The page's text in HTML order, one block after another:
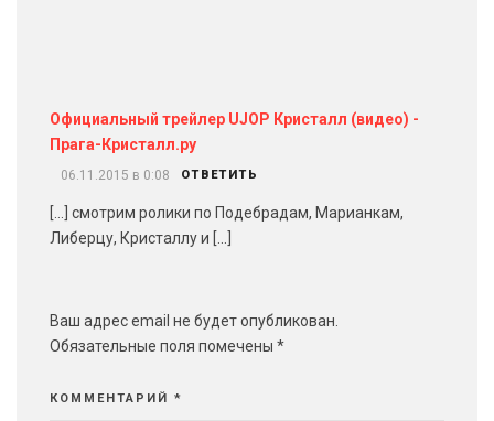
Официальный трейлер UJOP Кристалл (видео) -
Прага-Кристалл.ру
06.11.2015 в 0:08 ОТВЕТИТЬ
[…] смотрим ролики по Подебрадам, Марианкам,
Либерцу, Кристаллу и […]
Ваш адрес email не будет опубликован.
Обязательные поля помечены *
КОММЕНТАРИЙ *